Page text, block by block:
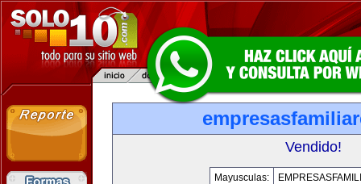
Vendido!
Mayusculas: